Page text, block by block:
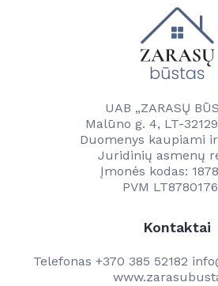
Savitarna
Kainos
Kontaktai
Transporto ir
Paslaugos
Naudinga informacija
Kontaktai
Darbuotojams
Kontaktai
UAB „ZARASŲ
Malūno g. 4, LT-
Duomenys kaupiami
Juridinių asmenų
Įmonės kodas:
PVM
Kontaktai
Telefonas +370 385 52182